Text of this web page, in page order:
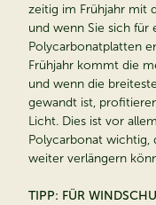
zeitig im Frühjahr mit
und wenn Sie sich für
Polycarbonatplatten
Frühjahr kommt die
und wenn die
gewandt ist,
Licht. Dies ist vor
Polycarbonat wichtig,
weiter verlängern
TIPP: FÜR